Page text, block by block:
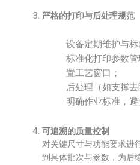
严格的打印与后处理规范
设备定期维护与标
标准化打印参数
置工艺窗口；
后处理（如支撑
明确作业标准，避
可追溯的质量控制
对关键尺寸与功能要求进
到具体批次与参数，为后